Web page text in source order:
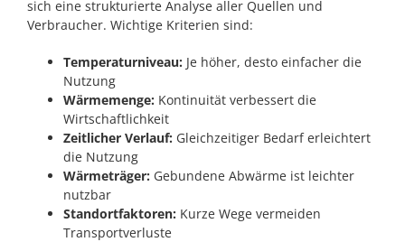
sich eine strukturierte Analyse aller Quellen und
Verbraucher. Wichtige Kriterien sind:
Temperaturniveau: Je höher, desto einfacher die
Nutzung
Wärmemenge: Kontinuität verbessert die
Wirtschaftlichkeit
Zeitlicher Verlauf: Gleichzeitiger Bedarf erleichtert
die Nutzung
Wärmeträger: Gebundene Abwärme ist leichter
nutzbar
Standortfaktoren: Kurze Wege vermeiden
Transportverluste